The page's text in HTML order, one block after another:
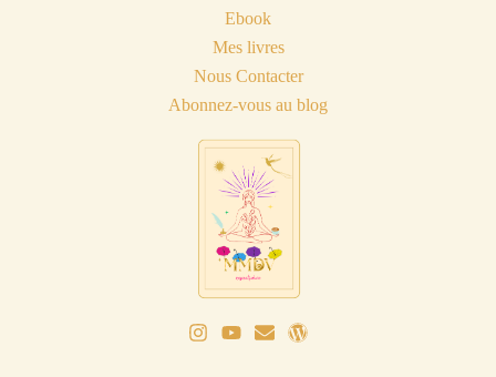
Ebook
Mes livres
Nous Contacter
Abonnez-vous au blog